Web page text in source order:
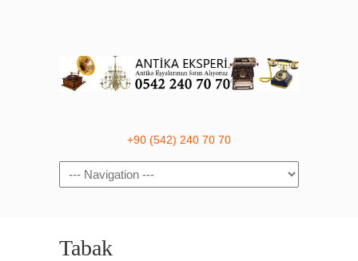
+90 (542) 240 70 70
Navigation
Tabak